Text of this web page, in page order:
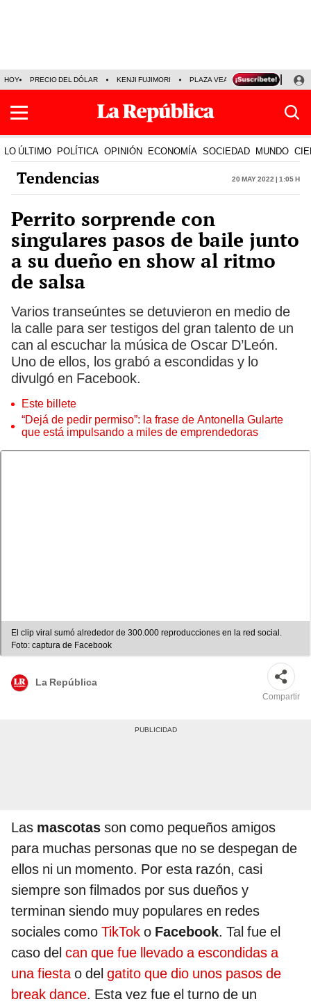
HOY PRECIO DEL DÓLAR KENJI FUJIMORI PLAZA VEA FERIADOS
LO ÚLTIMO POLÍTICA OPINIÓN ECONOMÍA SOCIEDAD MUNDO
Tendencias 20 May 2022 | 1:05 h
Perrito sorprende con
singulares pasos de baile junto
a su dueño en show al ritmo
de salsa
Varios transeúntes se detuvieron en medio de
la calle para ser testigos del gran talento de un
can al escuchar la música de Oscar D’León.
Uno de ellos, los grabó a escondidas y lo
divulgó en Facebook.
Este billete
“Dejá de pedir permiso”: la frase de Antonella Gularte
que está impulsando a miles de emprendedoras
El clip viral sumó alrededor de 300.000 reproducciones en la red social.
Foto: captura de Facebook
La República
Compartir
Las mascotas son como pequeños amigos
para muchas personas que no se despegan de
ellos ni un momento. Por esta razón, casi
siempre son filmados por sus dueños y
terminan siendo muy populares en redes
sociales como TikTok o Facebook. Tal fue el
caso del can que fue llevado a escondidas a
una fiestao del gatito que dio unos pasos de
break dance. Esta vez fue el turno de un